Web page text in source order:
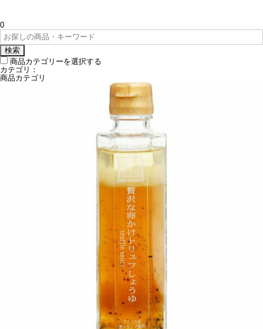
0
検索
商品カテゴリーを選択する
カテゴリ：
商品カテゴリ